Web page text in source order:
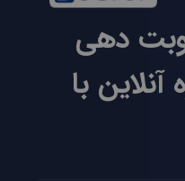
دهی
با